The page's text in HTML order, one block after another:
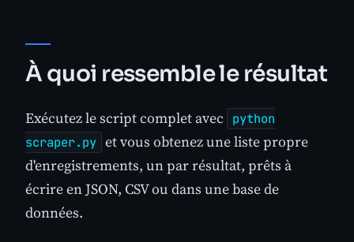
À quoi ressemble le résultat
Exécutez le script complet avec
python
scraper.py et vous obtenez une liste propre
d'enregistrements, un par résultat, prêts à
écrire en JSON, CSV ou dans une base de
données.